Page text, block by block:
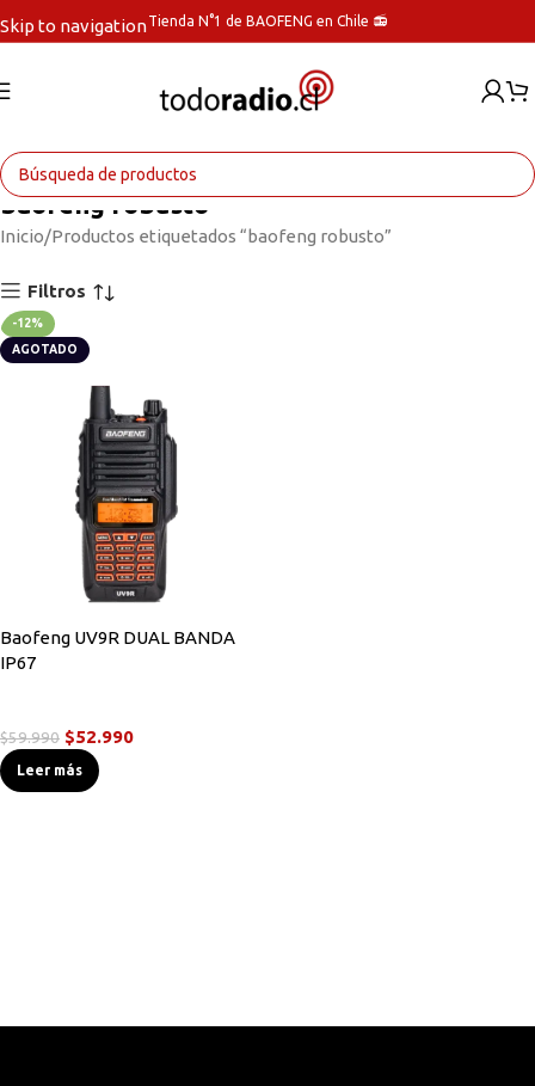
Skip to navigationTienda N°1 de BAOFENG en Chile 📻
baofeng robusto
Inicio Productos etiquetados “baofeng robusto”
Filtros
-12%
AGOTADO
Baofeng UV9R DUAL BANDA
IP67
$59.990 $52.990
Leer más